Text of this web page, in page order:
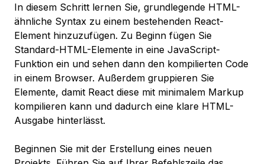
In diesem Schritt lernen Sie, grundlegende HTML-
ähnliche Syntax zu einem bestehenden React-
Element hinzuzufügen. Zu Beginn fügen Sie
Standard-HTML-Elemente in eine JavaScript-
Funktion ein und sehen dann den kompilierten Code
in einem Browser. Außerdem gruppieren Sie
Elemente, damit React diese mit minimalem Markup
kompilieren kann und dadurch eine klare HTML-
Ausgabe hinterlässt.
Beginnen Sie mit der Erstellung eines neuen